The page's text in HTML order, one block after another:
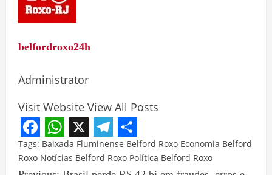
belfordroxo24h
Administrator
Visit Website View All Posts
Facebook
WhatsApp
X Telegram
Share
Tags: Baixada Fluminense Belford Roxo Economia Belford
Roxo Notícias Belford Roxo Política Belford Roxo